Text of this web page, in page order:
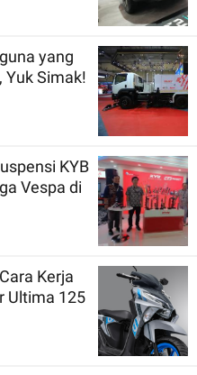
yang
Yuk Simak!
KYB
Vespa di
Kerja
Ultima 125